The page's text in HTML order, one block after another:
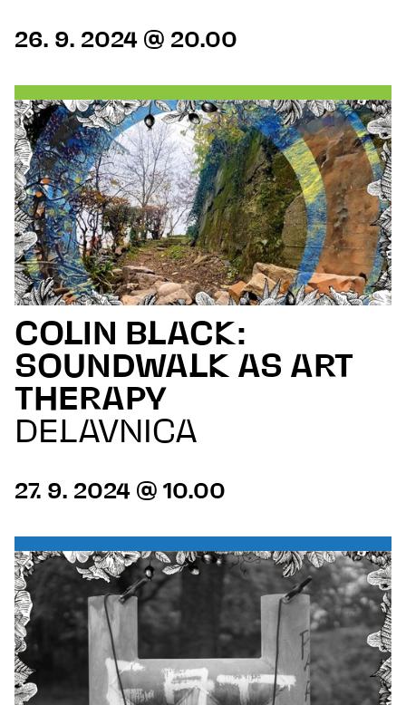
26. 9. 2024 @ 20.00
COLIN BLACK:
SOUNDWALK AS ART
THERAPY
DELAVNICA
27. 9. 2024 @ 10.00